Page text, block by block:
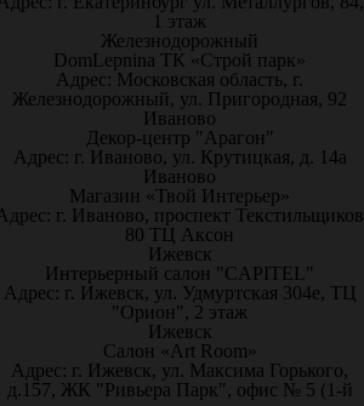
1 этаж
Железнодорожный
DomLepnina ТК «Строй парк»
Адрес: Московская область, г.
Железнодорожный, ул. Пригородная, 92
Иваново
Декор-центр "Арагон"
Адрес: г. Иваново, ул. Крутицкая, д. 14а
Иваново
Магазин «Твой Интерьер»
г. Иваново, проспект Текстильщиков
80 ТЦ Аксон
Ижевск
Интерьерный салон "CAPITEL"
Адрес: г. Ижевск, ул. Удмуртская 304е, ТЦ
"Орион", 2 этаж
Ижевск
Салон «Art Room»
Адрес: г. Ижевск, ул. Максима Горького,
д.157, ЖК "Ривьера Парк", офис № 5 (1-й